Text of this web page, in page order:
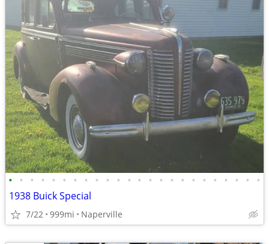
• • • • • • • • • • • • • • • • • • • • • • • •
1938 Buick Special
7/22 999mi Naperville